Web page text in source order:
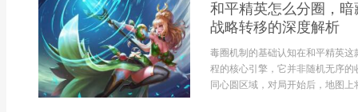
和平精英怎么分圈，
战略转移的深度解析
毒圈机制的基础认知在和平精英
程的核心引擎，它并非随机无序
同心圆区域，对局开始后，地图